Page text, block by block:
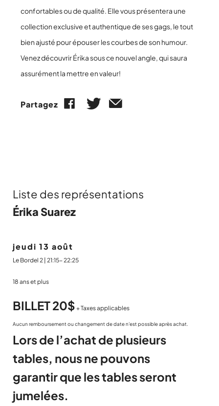
confortables ou de qualité. Elle vous présentera une
collection exclusive et authentique de ses gags, le tout
bien ajusté pour épouser les courbes de son humour.
Venez découvrir Érika sous ce nouvel angle, qui saura
assurément la mettre en valeur!
Partagez
Liste des représentations
Érika Suarez
jeudi 13 août
Le Bordel 2 | 21:15- 22:25
18 ans et plus
BILLET 20$ + Taxes applicables
Aucun remboursement ou changement de date n'est possible après achat.
Lors de l’achat de plusieurs
tables, nous ne pouvons
garantir que les tables seront
jumelées.